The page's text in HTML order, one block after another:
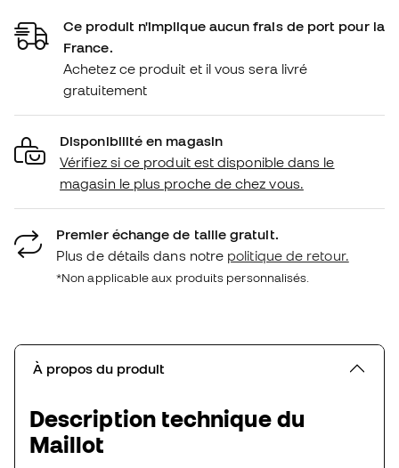
Ce produit n'implique aucun frais de port pour la
France.
Achetez ce produit et il vous sera livré
gratuitement
Disponibilité en magasin
Vérifiez si ce produit est disponible dans le
magasin le plus proche de chez vous.
Premier échange de taille gratuit.
Plus de détails dans notre politique de retour.
*Non applicable aux produits personnalisés.
À propos du produit
Description technique du
Maillot